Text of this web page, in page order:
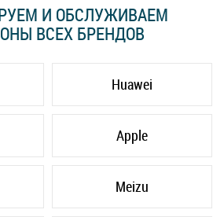
И ОБСЛУЖИВАЕМ
ВСЕХ БРЕНДОВ
Huawei
Apple
Meizu